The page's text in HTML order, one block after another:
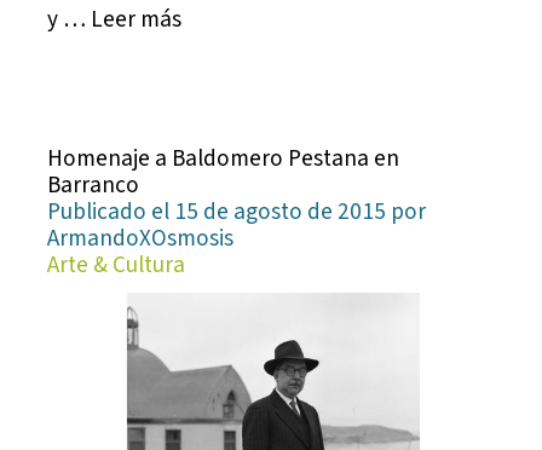
y … Leer más
Homenaje a Baldomero Pestana en
Barranco
Publicado el 15 de agosto de 2015 por
ArmandoXOsmosis
Arte & Cultura